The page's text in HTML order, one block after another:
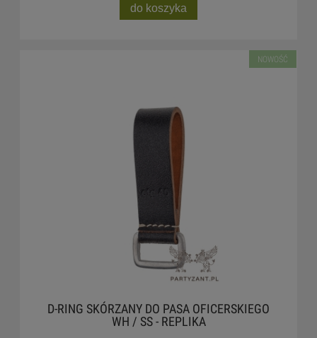
do koszyka
D-RING SKÓRZANY DO PASA OFICERSKIEGO
WH / SS - REPLIKA
NOWOŚĆ